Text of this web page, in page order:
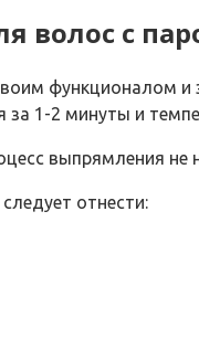
волос с
функционалом и
за 1-2 минуты и
выпрямления
отнести: